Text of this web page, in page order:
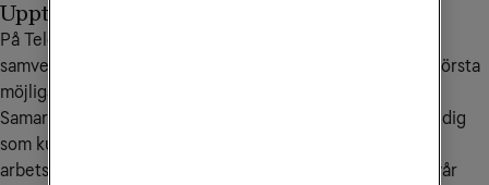
Upptäck vår samverkansmodell
På Tele2 Företag arbetar vi efter en beprövad
samverkansmodell, där vi ser till att du som kund ska få största
möjliga nytta av dina kommunikationstjänster.
Samarbetsmodellen är grunden till vårt partnerskap med dig
som kund. Vi har tydliga roller och ansvar, strukturerat
arbetssätt och tät samverkan inom alla berörda delar av vår